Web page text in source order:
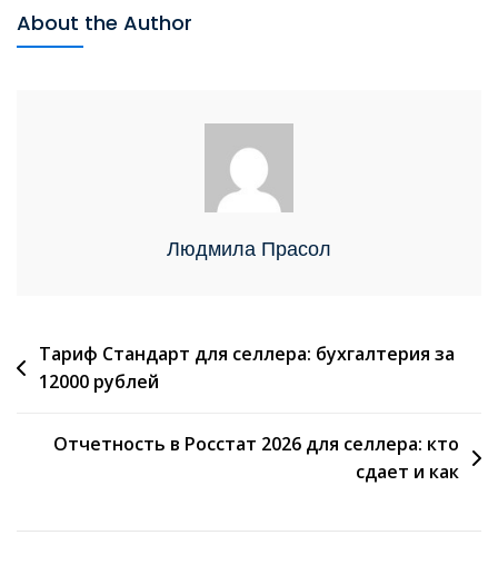
About the Author
Людмила Прасол
Тариф Стандарт для селлера: бухгалтерия за
12000 рублей
Отчетность в Росстат 2026 для селлера: кто
сдает и как